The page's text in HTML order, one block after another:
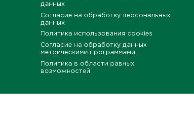
данных
Согласие на обработку персональных
данных
Политика использования cookies
Согласие на обработку данных
метрическими программами
Политика в области равных
возможностей